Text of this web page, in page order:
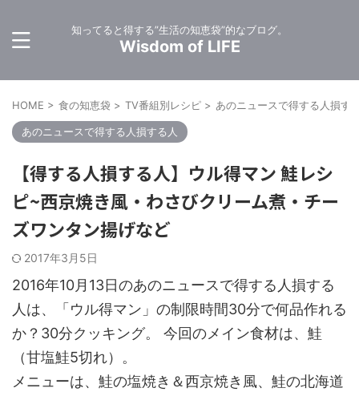
知ってると得する”生活の知恵袋”的なブログ。
Wisdom of LIFE
HOME > 食の知恵袋 > TV番組別レシピ > あのニュースで得する人損す
あのニュースで得する人損する人
【得する人損する人】ウル得マン 鮭レシ
ピ~西京焼き風・わさびクリーム煮・チー
ズワンタン揚げなど
2017年3月5日
2016年10月13日のあのニュースで得する人損する
人は、「ウル得マン」の制限時間30分で何品作れる
か？30分クッキング。 今回のメイン食材は、鮭
（甘塩鮭5切れ）。
メニューは、鮭の塩焼き＆西京焼き風、鮭の北海道